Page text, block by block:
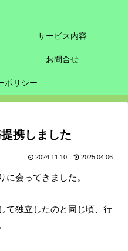
サービス内容
お問合せ
ポリシー
携しました
2024.11.10 2025.04.06
に会ってきました。
て独立したのと同じ頃、行